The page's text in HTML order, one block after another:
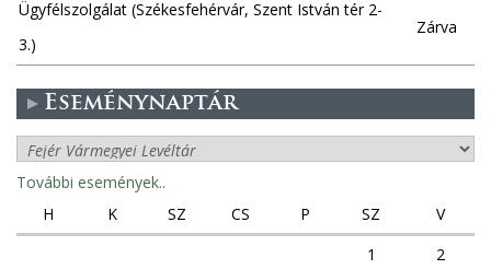
Ügyfélszolgálat (Székesfehérvár, Szent István tér 2-
3.)
Zárva
Eseménynaptár
További események..
H
K SZ CS P SZ
V
1
2